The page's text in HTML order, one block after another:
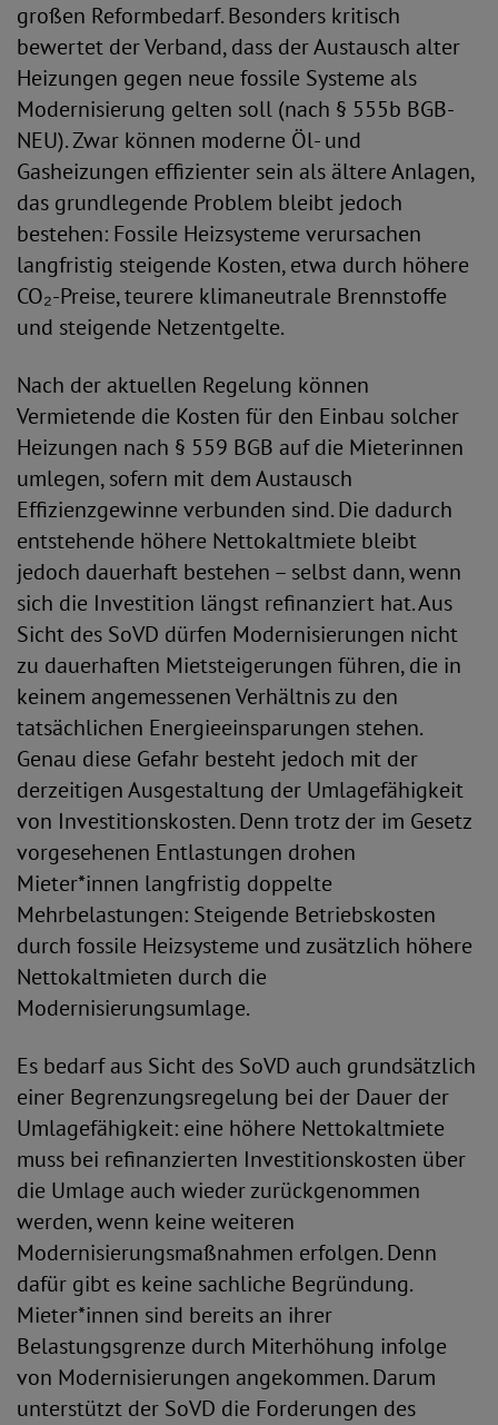
großen Reformbedarf. Besonders kritisch
bewertet der Verband, dass der Austausch alter
Heizungen gegen neue fossile Systeme als
Modernisierung gelten soll (nach § 555b BGB-
NEU). Zwar können moderne Öl- und
Gasheizungen effizienter sein als ältere Anlagen,
das grundlegende Problem bleibt jedoch
bestehen: Fossile Heizsysteme verursachen
langfristig steigende Kosten, etwa durch höhere
CO₂-Preise, teurere klimaneutrale Brennstoffe
und steigende Netzentgelte.
Nach der aktuellen Regelung können
Vermietende die Kosten für den Einbau solcher
Heizungen nach § 559 BGB auf die Mieterinnen
umlegen, sofern mit dem Austausch
Effizienzgewinne verbunden sind. Die dadurch
entstehende höhere Nettokaltmiete bleibt
jedoch dauerhaft bestehen – selbst dann, wenn
sich die Investition längst refinanziert hat. Aus
Sicht des SoVD dürfen Modernisierungen nicht
zu dauerhaften Mietsteigerungen führen, die in
keinem angemessenen Verhältnis zu den
tatsächlichen Energieeinsparungen stehen.
Genau diese Gefahr besteht jedoch mit der
derzeitigen Ausgestaltung der Umlagefähigkeit
von Investitionskosten. Denn trotz der im Gesetz
vorgesehenen Entlastungen drohen
Mieter*innen langfristig doppelte
Mehrbelastungen: Steigende Betriebskosten
durch fossile Heizsysteme und zusätzlich höhere
Nettokaltmieten durch die
Modernisierungsumlage.
Es bedarf aus Sicht des SoVD auch grundsätzlich
einer Begrenzungsregelung bei der Dauer der
Umlagefähigkeit: eine höhere Nettokaltmiete
muss bei refinanzierten Investitionskosten über
die Umlage auch wieder zurückgenommen
werden, wenn keine weiteren
Modernisierungsmaßnahmen erfolgen. Denn
dafür gibt es keine sachliche Begründung.
Mieter*innen sind bereits an ihrer
Belastungsgrenze durch Miterhöhung infolge
von Modernisierungen angekommen. Darum
unterstützt der SoVD die Forderungen des